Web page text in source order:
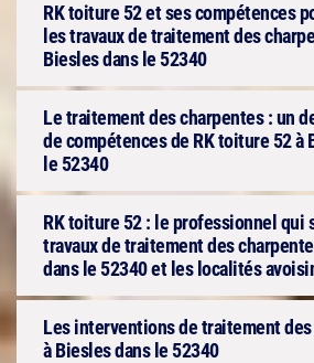
RK toiture 52 et ses compétences
les travaux de traitement des
Biesles dans le 52340
Le traitement des charpentes : un
de compétences de RK toiture 52 à
le 52340
RK toiture 52 : le professionnel qui
travaux de traitement des
dans le 52340 et les localités
Les interventions de traitement
à Biesles dans le 52340